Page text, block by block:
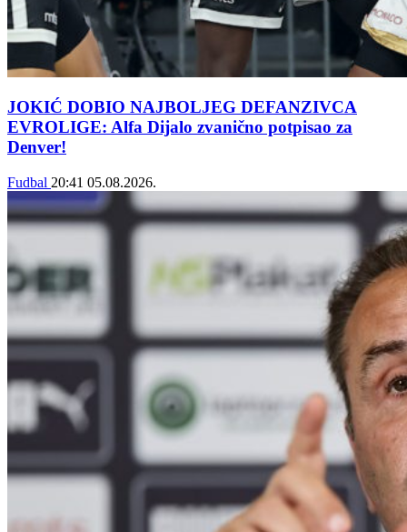
JOKIĆ DOBIO NAJBOLJEG DEFANZIVCA
EVROLIGE: Alfa Dijalo zvanično potpisao za
Denver!
Fudbal 20:41 05.08.2026.